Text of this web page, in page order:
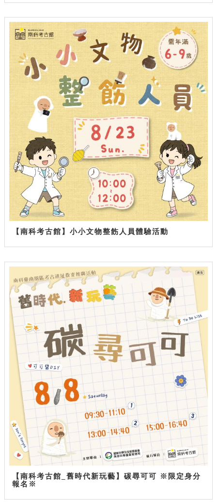
【南科考古館】小小文物整飭人員體驗活動
【南科考古館_舊時代新玩藝】碳尋可可 ※限定身分
報名※